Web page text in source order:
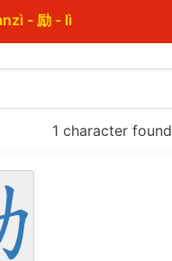
- 励 - lì
1 character found